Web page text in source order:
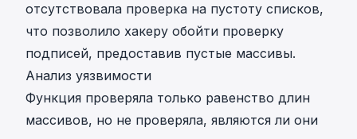
отсутствовала проверка на пустоту списков,
что позволило хакеру обойти проверку
подписей, предоставив пустые массивы.
Анализ уязвимости
Функция проверяла только равенство длин
массивов, но не проверяла, являются ли они